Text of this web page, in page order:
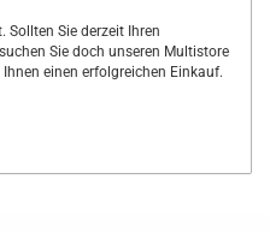
Sollten Sie derzeit Ihren
Sie doch unseren Multistore
einen erfolgreichen Einkauf.